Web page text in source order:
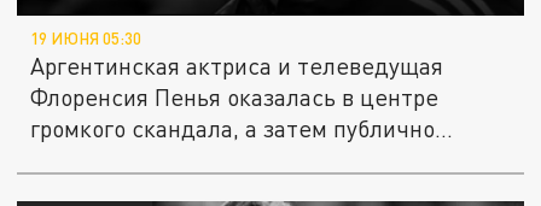
19 ИЮНЯ 05:30
Аргентинская актриса и телеведущая
Флоренсия Пенья оказалась в центре
громкого скандала, а затем публично...